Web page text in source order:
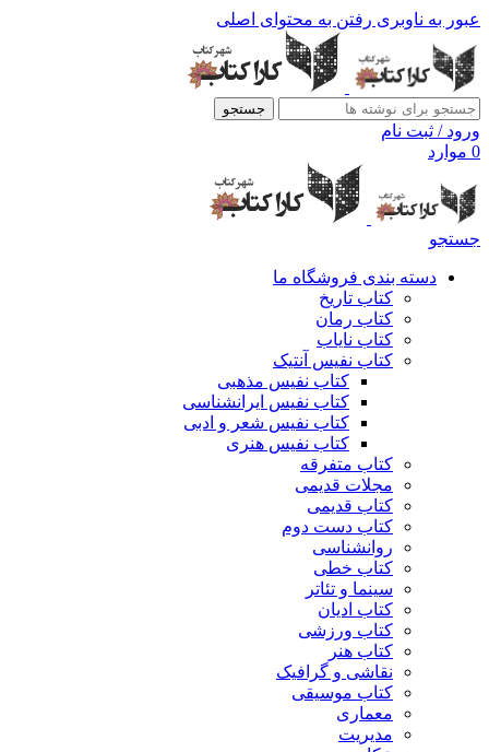
عبور به ناوبری رفتن به محتوای اصلی
جستجو
ورود / ثبت نام
0 موارد
جستجو
دسته بندی فروشگاه ما
کتاب تاریخ
کتاب رمان
کتاب نایاب
کتاب نفیس آنتیک
کتاب نفیس مذهبی
کتاب نفیس ایرانشناسی
کتاب نفیس شعر و ادبی
کتاب نفیس هنری
کتاب متفرقه
مجلات قدیمی
کتاب قدیمی
کتاب دست دوم
روانشناسی
کتاب خطی
سینما و تئاتر
کتاب ادیان
کتاب ورزشی
کتاب هنر
نقاشی و گرافیک
کتاب موسیقی
معماری
مدیریت